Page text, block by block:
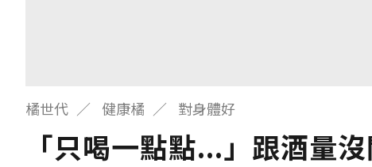
橘世代 健康橘 對身體好
「只喝一點點...」跟酒量